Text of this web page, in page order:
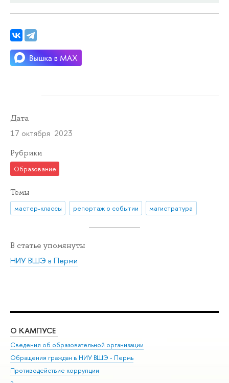
Дата
17 октября 2023
Рубрики
Образование
Темы
мастер-классы репортаж о событии магистратура
В статье упомянуты
НИУ ВШЭ в Перми
О КАМПУСЕ
Сведения об образовательной организации
Обращения граждан в НИУ ВШЭ - Пермь
Противодействие коррупции